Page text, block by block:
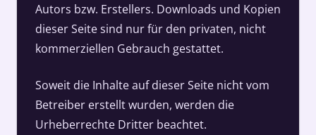
Autors bzw. Erstellers. Downloads und Kopien
dieser Seite sind nur für den privaten, nicht
kommerziellen Gebrauch gestattet.
Soweit die Inhalte auf dieser Seite nicht vom
Betreiber erstellt wurden, werden die
Urheberrechte Dritter beachtet.